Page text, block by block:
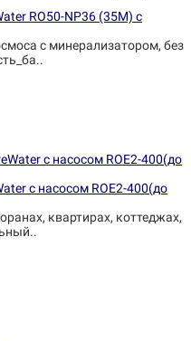
RO50-NP36 (35М) с
с минерализатором, без
с насосом ROE2-400(до
квартирах, коттеджах,